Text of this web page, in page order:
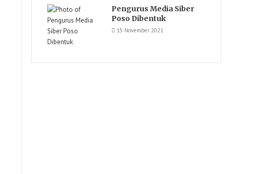
Pengurus Media Siber
Poso Dibentuk
15 November 2021